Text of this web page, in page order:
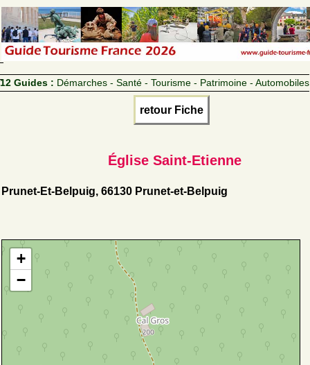
12 Guides : Démarches - Santé - Tourisme - Patrimoine - Automobiles
retour Fiche
Église Saint-Etienne
Prunet-Et-Belpuig, 66130 Prunet-et-Belpuig
+
−